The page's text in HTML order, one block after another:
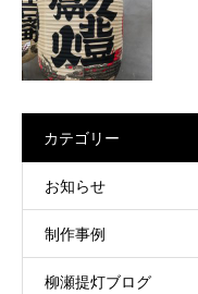
カテゴリー
お知らせ
制作事例
柳瀬提灯ブログ